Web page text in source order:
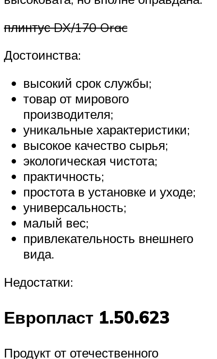
плинтус DX/170 Orac
Достоинства:
высокий срок службы;
товар от мирового
производителя;
уникальные характеристики;
высокое качество сырья;
экологическая чистота;
практичность;
простота в установке и уходе;
универсальность;
малый вес;
привлекательность внешнего
вида.
Недостатки:
Европласт 1.50.623
Продукт от отечественного